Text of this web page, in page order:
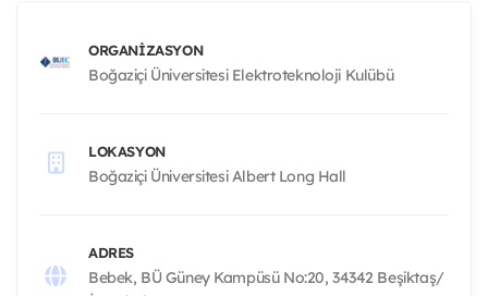
ORGANIZASYON
Boğaziçi Üniversitesi Elektroteknoloji Kulübü
LOKASYON
Boğaziçi Üniversitesi Albert Long Hall
ADRES
Bebek, BÜ Güney Kampüsü No:20, 34342 Beşiktaş/